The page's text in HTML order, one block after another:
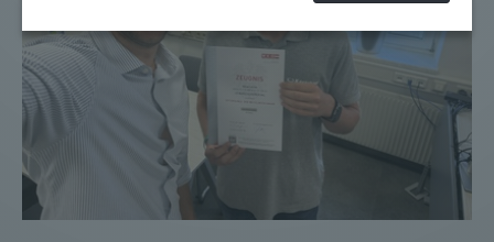
Einwilligung widerrufen und Widerspruch ausüben.
Weitere Infomationen finden Sie hier:
Datenschutzerklärung